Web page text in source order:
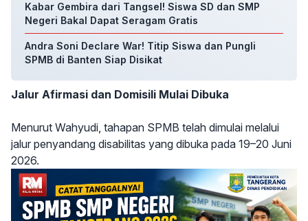
Kabar Gembira dari Tangsel! Siswa SD dan SMP
Negeri Bakal Dapat Seragam Gratis
Andra Soni Declare War! Titip Siswa dan Pungli
SPMB di Banten Siap Disikat
Jalur Afirmasi dan Domisili Mulai Dibuka
Menurut Wahyudi, tahapan SPMB telah dimulai melalui
jalur penyandang disabilitas yang dibuka pada 19–20 Juni
2026.